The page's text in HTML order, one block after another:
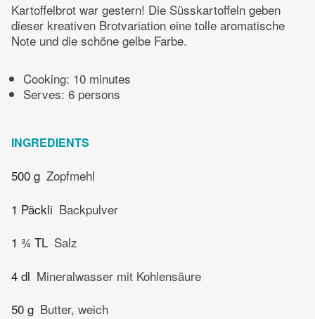
Kartoffelbrot war gestern! Die Süsskartoffeln geben
dieser kreativen Brotvariation eine tolle aromatische
Note und die schöne gelbe Farbe.
Cooking: 10 minutes
Serves: 6 persons
INGREDIENTS
500 g Zopfmehl
1 Päckli Backpulver
1 ¾ TL Salz
4 dl Mineralwasser mit Kohlensäure
50 g Butter, weich